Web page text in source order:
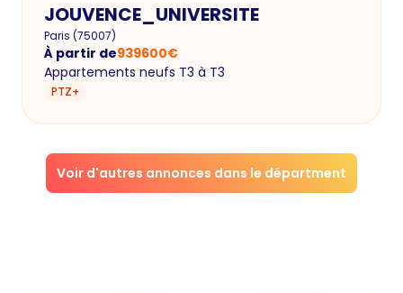
JOUVENCE_UNIVERSITE
Paris (75007)
À partir de939600€
Appartements neufs T3 à T3
PTZ+
Voir d'autres annonces dans le départment